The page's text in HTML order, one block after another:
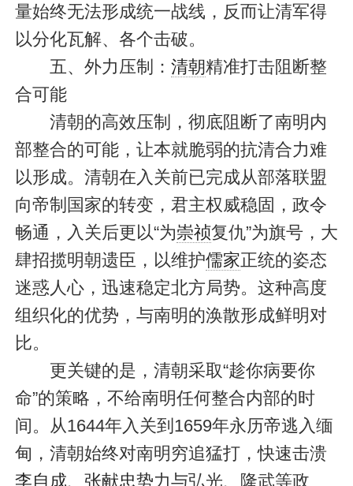
量始终无法形成统一战线，反而让清军得
以分化瓦解、各个击破。
五、外力压制： 清朝精准打击阻断整
合可能
清朝的高效压制，彻底阻断了南明内
部整合的可能，让本就脆弱的抗清合力难
以形成。清朝在入关前已完成从部落联盟
向帝制国家的转变，君主权威稳固，政令
畅通，入关后更以“为崇祯复仇”为旗号，大
肆招揽明朝遗臣，以维护儒家正统的姿态
迷惑人心，迅速稳定北方局势。这种高度
组织化的优势，与南明的涣散形成鲜明对
比。
更关键的是，清朝采取“趁你病要你
命”的策略，不给南明任何整合内部的时
间。从1644年入关到1659年永历帝逃入缅
甸，清朝始终对南明穷追猛打，快速击溃
李自成、 张献忠势力与弘光、隆武等政